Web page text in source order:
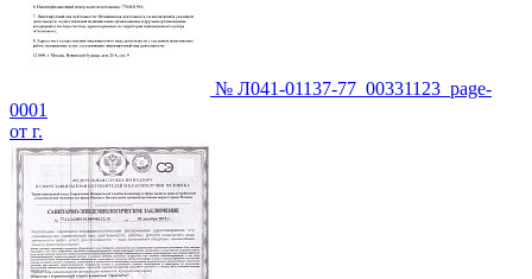
№ Л041-01137-77_00331123_page-
0001
от г.